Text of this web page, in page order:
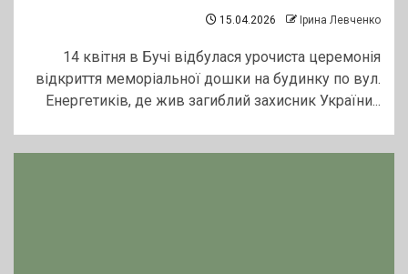
15.04.2026 Ірина Левченко
14 квітня в Бучі відбулася урочиста церемонія
відкриття меморіальної дошки на будинку по вул.
Енергетиків, де жив загиблий захисник України...